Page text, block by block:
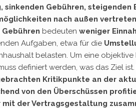
sinkenden Gebühren,
nach außen
bedeuten weniger
Aufgaben, etwa für die
belasten. Um eine
definiert werden, was das Ziel
Kritikpunkte an der
von den Überschüssen
mit der Vertragsgestaltung